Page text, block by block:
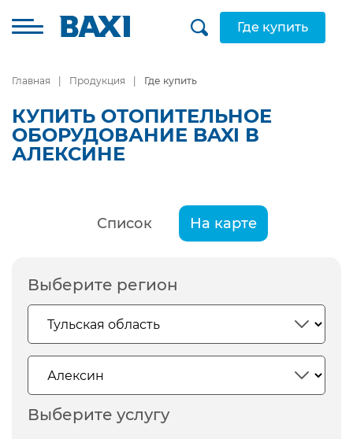
Где купить
Главная Продукция Где купить
КУПИТЬ ОТОПИТЕЛЬНОЕ
ОБОРУДОВАНИЕ BAXI В
АЛЕКСИНЕ
Список На карте
Выберите регион
Выберите услугу